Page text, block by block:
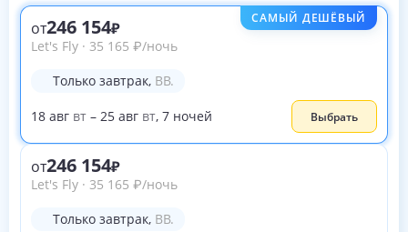
САМЫЙ ДЕШЁВЫЙ
от246 154
Let's Fly · 35 165 ₽/ночь
Только завтрак, BB.
18 авг вт – 25 авг вт, 7 ночей Выбрать
от246 154
Let's Fly · 35 165 ₽/ночь
Только завтрак, BB.